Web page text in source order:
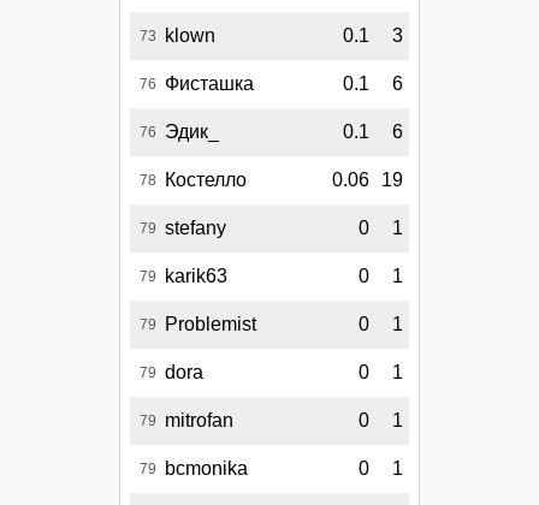
73 klown 0.1 3
76 Фисташка 0.1 6
76 Эдик_ 0.1 6
78 Костелло 0.06 19
79 stefany 0 1
79 karik63 0 1
79 Problemist 0 1
79 dora 0 1
79 mitrofan 0 1
79 bcmonika 0 1